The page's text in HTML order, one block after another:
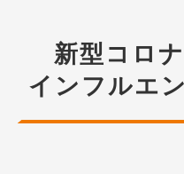
新型コロ
インフルエ